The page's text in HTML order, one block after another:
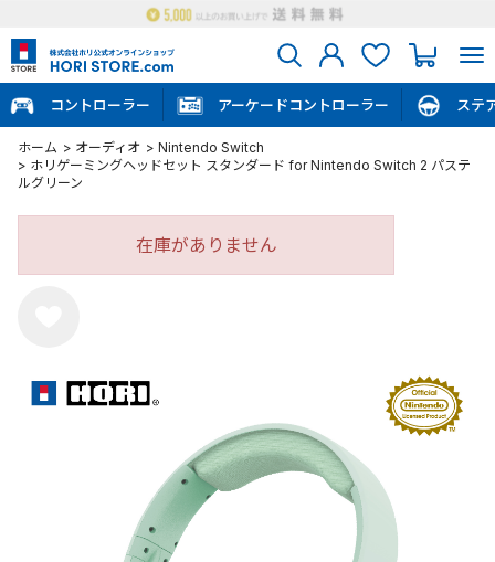
コントローラー アーケードコントローラー ステ
ホーム > オーディオ > Nintendo Switch
> ホリゲーミングヘッドセット スタンダード for Nintendo Switch 2 パステ
ルグリーン
在庫がありません